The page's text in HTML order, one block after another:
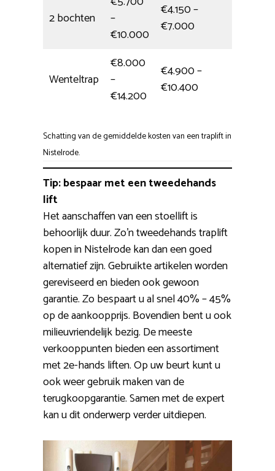
2 bochten
–
€10.000
€4.150 –
€7.000
Wenteltrap
€8.000
–
€14.200
€4.900 –
€10.400
Schatting van de gemiddelde kosten van een traplift in
Nistelrode.
Tip: bespaar met een tweedehands
lift
Het aanschaffen van een stoellift is
behoorlijk duur. Zo’n tweedehands traplift
kopen in Nistelrode kan dan een goed
alternatief zijn. Gebruikte artikelen worden
gereviseerd en bieden ook gewoon
garantie. Zo bespaart u al snel 40% – 45%
op de aankoopprijs. Bovendien bent u ook
milieuvriendelijk bezig. De meeste
verkooppunten bieden een assortiment
met 2e-hands liften. Op uw beurt kunt u
ook weer gebruik maken van de
terugkoopgarantie. Samen met de expert
kan u dit onderwerp verder uitdiepen.